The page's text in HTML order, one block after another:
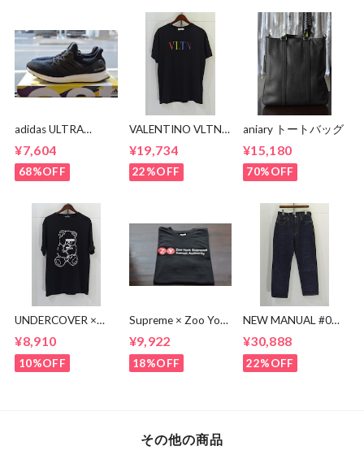
adidas ULTRA
¥7,604
68%OFF
VALENTINO VLTN
¥19,734
22%OFF
aniary トートバッグ
¥15,180
70%OFF
UNDERCOVER ×
KAWAMURA BEAR
TEE
¥8,910
10%OFF
Supreme × Zoo York
¥9,922
18%OFF
NEW MANUAL #017
JEANS / OW
¥30,888
22%OFF
その他の商品